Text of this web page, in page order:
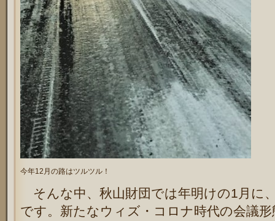
今年12月の路はツルツル！
そんな中、秋山財団では年明けの1月に
です。新たなウィズ・コロナ時代の会議